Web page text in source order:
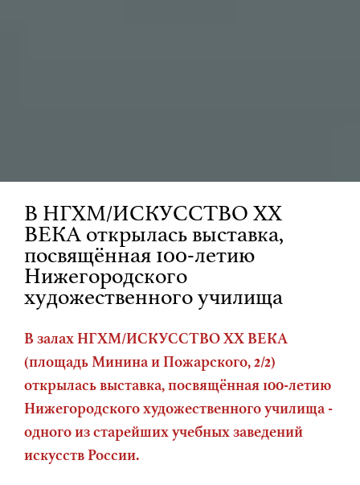
В НГХМ/ИСКУССТВО XX
ВЕКА открылась выставка,
посвящённая 100-летию
Нижегородского
художественного училища
В залах НГХМ/ИСКУССТВО XX ВЕКА
(площадь Минина и Пожарского, 2/2)
открылась выставка, посвящённая 100-летию
Нижегородского художественного училища -
одного из старейших учебных заведений
искусств России.